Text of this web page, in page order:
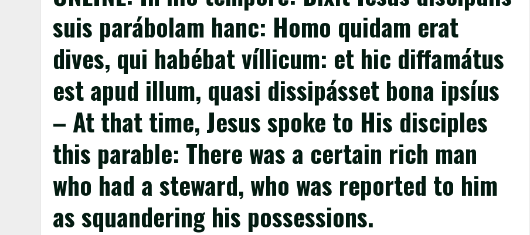
suis parábolam hanc: Homo quidam erat
dives, qui habébat víllicum: et hic diffamátus
est apud illum, quasi dissipásset bona ipsíus
– At that time, Jesus spoke to His disciples
this parable: There was a certain rich man
who had a steward, who was reported to him
as squandering his possessions.